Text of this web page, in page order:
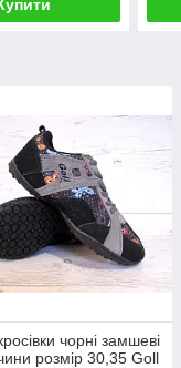
чорні замшеві
розмір 30,35 Goll